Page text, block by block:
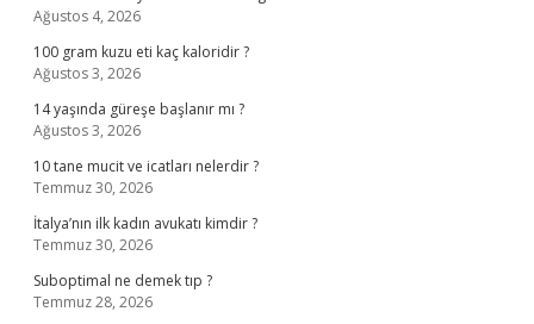
Ağustos 4, 2026
100 gram kuzu eti kaç kaloridir ?
Ağustos 3, 2026
14 yaşında güreşe başlanır mı ?
Ağustos 3, 2026
10 tane mucit ve icatları nelerdir ?
Temmuz 30, 2026
İtalya’nın ilk kadın avukatı kimdir ?
Temmuz 30, 2026
Suboptimal ne demek tıp ?
Temmuz 28, 2026